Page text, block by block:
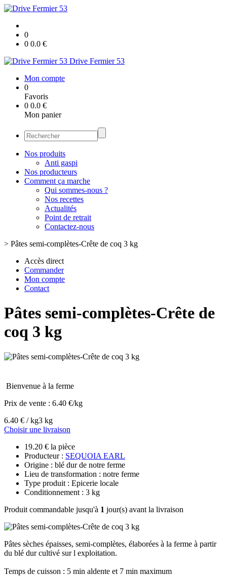
0
0 0.0 €
Drive Fermier 53
Mon compte
0
Favoris
0 0.0 €
Mon panier
Nos produits
Anti gaspi
Nos producteurs
Comment ça marche
Qui sommes-nous ?
Nos recettes
Actualités
Point de retrait
Contactez-nous
> Pâtes semi-complètes-Crête de coq 3 kg
Accès direct
Commander
Mon compte
Contact
Pâtes semi-complètes-Crête de
coq 3 kg
Bienvenue à la ferme
Prix de vente : 6.40 €/kg
6.40 € / kg3 kg
Choisir une livraison
19.20 € la pièce
Producteur : SEQUOIA EARL
Origine : blé dur de notre ferme
Lieu de transformation : notre ferme
Type produit : Epicerie locale
Conditionnement : 3 kg
Produit commandable jusqu'à 1 jour(s) avant la livraison
Pâtes sèches épaisses, semi-complètes, élaborées à la ferme à partir
du blé dur cultivé sur l exploitation.
Temps de cuisson : 5 min aldente et 7 min maximum